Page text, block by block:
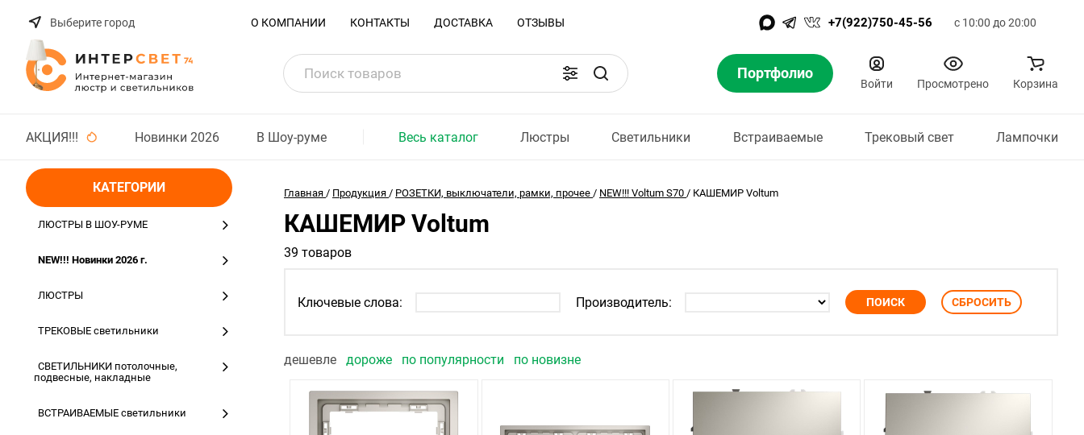
Выберите город О КОМПАНИИ КОНТАКТЫ ДОСТАВКА ОТЗЫВЫ +7(922)750-45-56 с 10:00 до 20:00
Портфолио
Войти Просмотрено Корзина
АКЦИЯ!!! Новинки 2026 В Шоу-руме Весь каталог Люстры Светильники Встраиваемые Трековый свет Лампочки
КАТЕГОРИИ
ЛЮСТРЫ В ШОУ-РУМЕ
NEW!!! Новинки 2026 г.
ЛЮСТРЫ
ТРЕКОВЫЕ светильники
СВЕТИЛЬНИКИ потолочные,
подвесные, накладные
ВСТРАИВАЕМЫЕ светильники
Главная / Продукция / РОЗЕТКИ, выключатели, рамки, прочее / NEW!!! Voltum S70 / КАШЕМИР Voltum
КАШЕМИР Voltum
39 товаров
Ключевые слова: Производитель:
дешевле дороже по популярности по новизне